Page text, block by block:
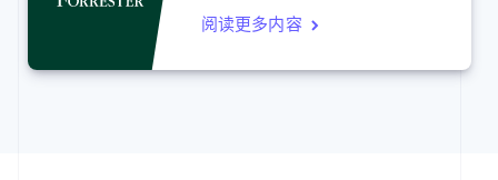
阅读更多内容
拉脱维亚
English